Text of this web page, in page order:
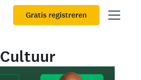
Gratis registreren
Cultuur